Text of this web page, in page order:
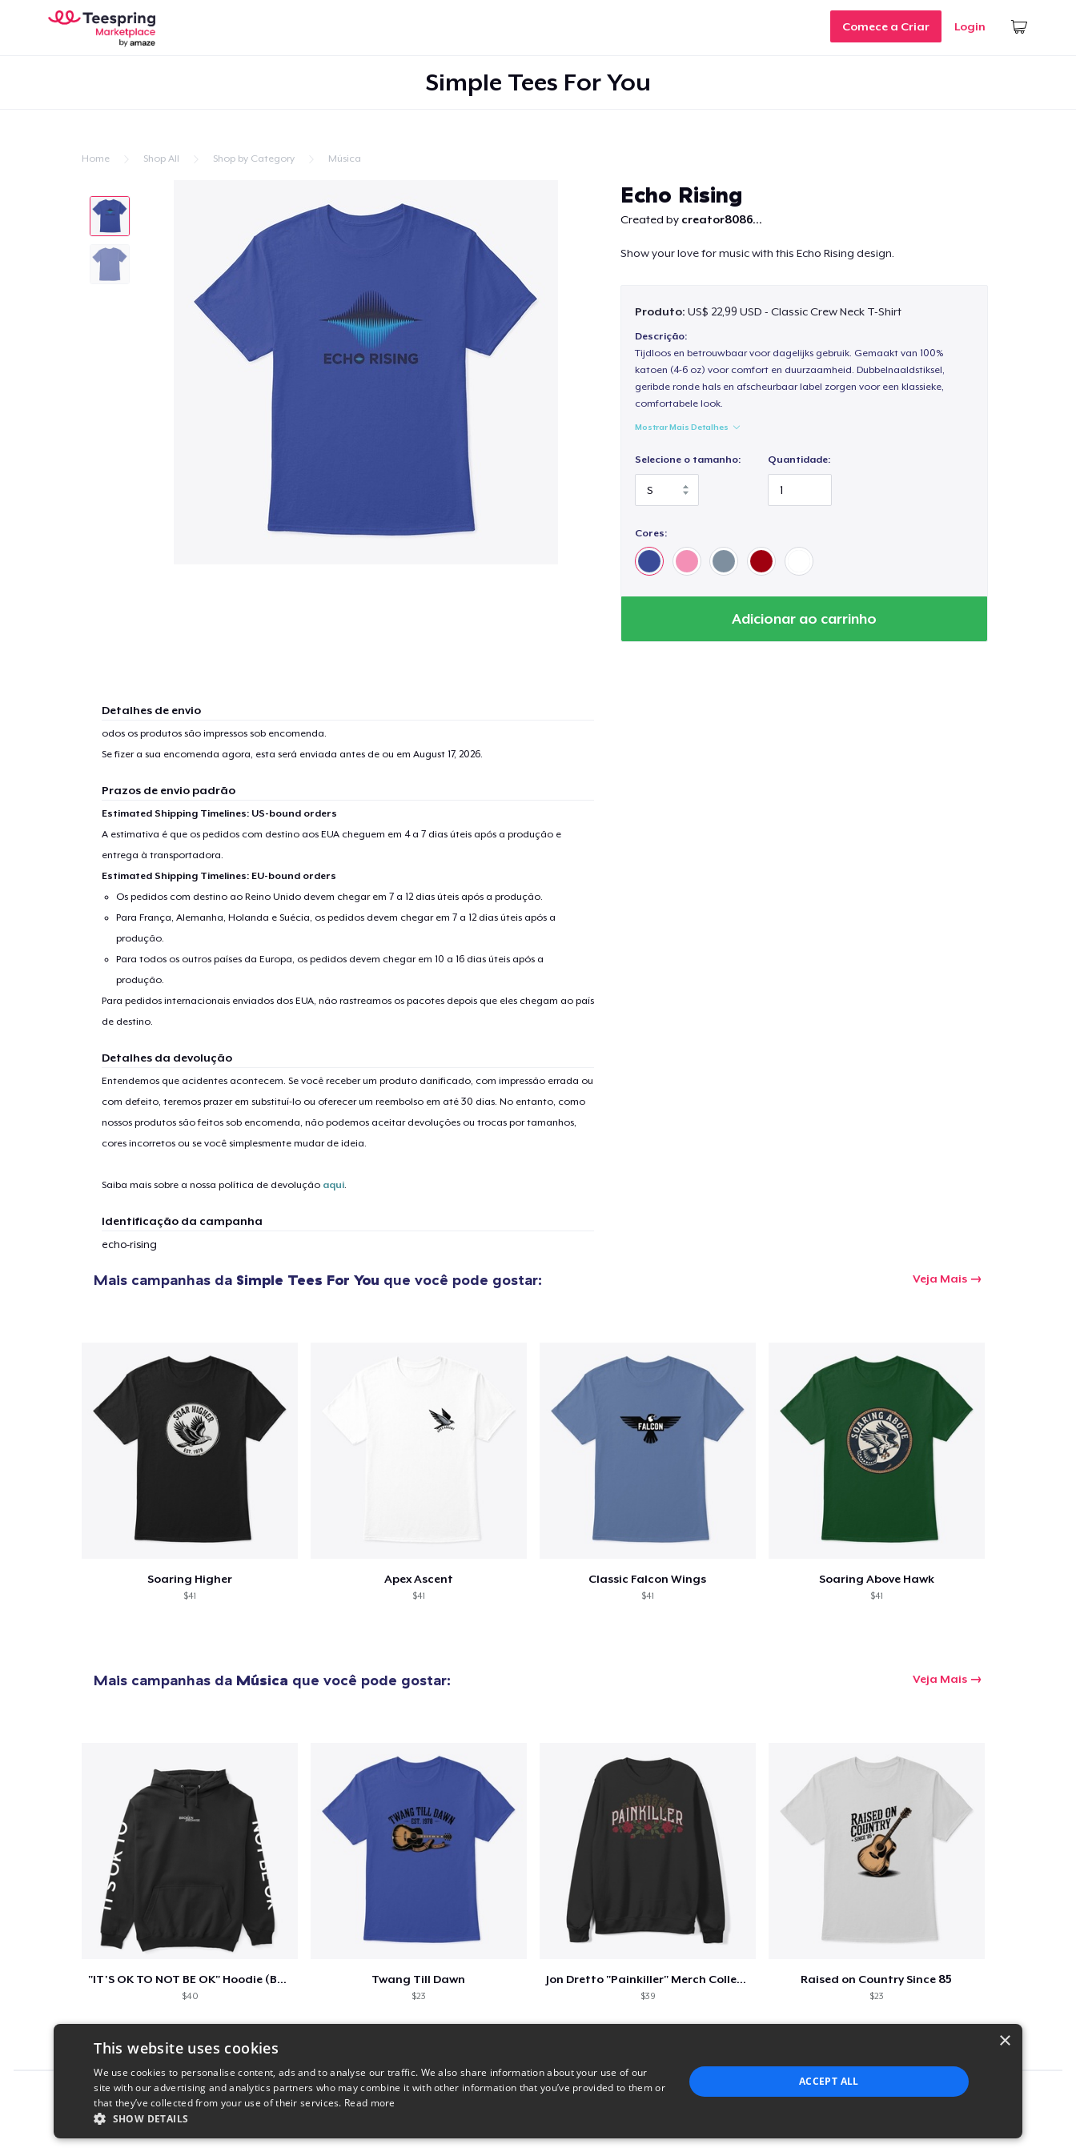
Comece a Criar Login
Simple Tees For You
Home Shop All Shop by Category Música
Echo Rising
Created by creator8086...
Show your love for music with this Echo Rising design.
Produto: US$ 22,99 USD - Classic Crew Neck T-Shirt
Descrição:
Tijdloos en betrouwbaar voor dagelijks gebruik. Gemaakt van 100%
katoen (4-6 oz) voor comfort en duurzaamheid. Dubbelnaaldstiksel,
geribde ronde hals en afscheurbaar label zorgen voor een klassieke,
comfortabele look.
Mostrar Mais Detalhes
Selecione o tamanho: Quantidade:
Cores:
Adicionar ao carrinho
Detalhes de envio
odos os produtos são impressos sob encomenda.
Se fizer a sua encomenda agora, esta será enviada antes de ou em August 17, 2026.
Prazos de envio padrão
Estimated Shipping Timelines: US-bound orders
A estimativa é que os pedidos com destino aos EUA cheguem em 4 a 7 dias úteis após a produção e
entrega à transportadora.
Estimated Shipping Timelines: EU-bound orders
Os pedidos com destino ao Reino Unido devem chegar em 7 a 12 dias úteis após a produção.
Para França, Alemanha, Holanda e Suécia, os pedidos devem chegar em 7 a 12 dias úteis após a
produção.
Para todos os outros países da Europa, os pedidos devem chegar em 10 a 16 dias úteis após a
produção.
Para pedidos internacionais enviados dos EUA, não rastreamos os pacotes depois que eles chegam ao país
de destino.
Detalhes da devolução
Entendemos que acidentes acontecem. Se você receber um produto danificado, com impressão errada ou
com defeito, teremos prazer em substituí-lo ou oferecer um reembolso em até 30 dias. No entanto, como
nossos produtos são feitos sob encomenda, não podemos aceitar devoluções ou trocas por tamanhos,
cores incorretos ou se você simplesmente mudar de ideia.
Saiba mais sobre a nossa política de devolução aqui.
Identificação da campanha
echo-rising
Mais campanhas da Simple Tees For You que você pode gostar: Veja Mais
Soaring Higher
$41
Apex Ascent
$41
Classic Falcon Wings
$41
Soaring Above Hawk
$41
Mais campanhas da Música que você pode gostar: Veja Mais
"IT'S OK TO NOT BE OK" Hoodie (BP LOGO)
$40
Twang Till Dawn
$23
Jon Dretto "Painkiller" Merch Collection
$39
Raised on Country Since 85
$23
Report this product
1artigo adicionado ao
×
This website uses cookies
We use cookies to personalise content, ads and to analyse our traffic. We also share information about your use of our
site with our advertising and analytics partners who may combine it with other information that you’ve provided to them or
that they’ve collected from your use of their services. Read more
SHOW DETAILS
ACCEPT ALL